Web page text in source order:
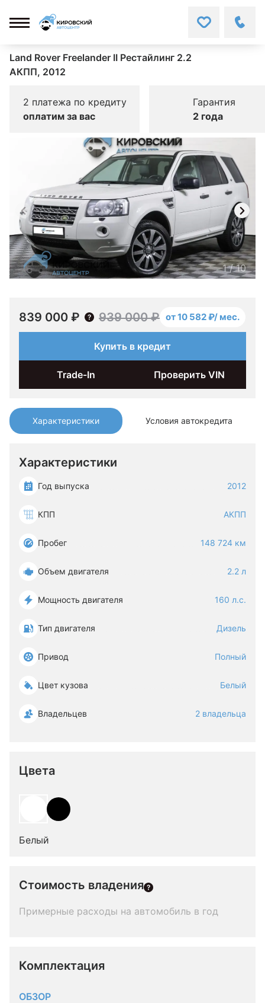
Land Rover Freelander II Рестайлинг 2.2
АКПП, 2012
2 платежа по кредиту
оплатим за вас
Гарантия
2 года
Характеристики Условия автокредита
Характеристики
Год выпуска 2012
КПП АКПП
Пробег 148 724 км
Объем двигателя 2.2 л
Мощность двигателя 160 л.с.
Тип двигателя Дизель
Привод Полный
Цвет кузова Белый
Владельцев 2 владельца
Цвета
Белый
Стоимость владения
Примерные расходы на автомобиль в год
Комплектация
ОБЗОР
1/10
839 000 ₽ 939 000 ₽ от 10 582 ₽/ мес.
Купить в кредит
Trade-In Проверить VIN